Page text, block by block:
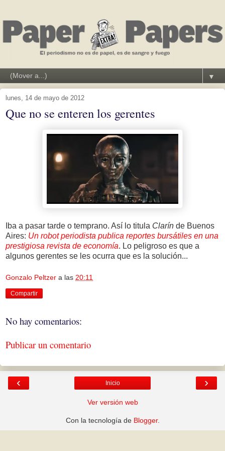
▼
lunes, 14 de mayo de 2012
Que no se enteren los gerentes
Iba a pasar tarde o temprano. Así lo titula Clarín de Buenos
Aires: Un robot periodista publica reportes bursátiles en una
prestigiosa revista de economía. Lo peligroso es que a
algunos gerentes se les ocurra que es la solución...
Gonzalo Peltzer a las 20:11
Compartir
No hay comentarios:
Publicar un comentario
‹ ›
Inicio
Ver versión web
Con la tecnología de Blogger.